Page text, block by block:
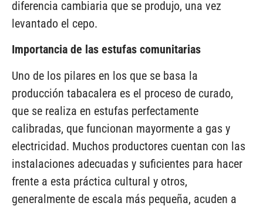
diferencia cambiaria que se produjo, una vez
levantado el cepo.
Importancia de las estufas comunitarias
Uno de los pilares en los que se basa la
producción tabacalera es el proceso de curado,
que se realiza en estufas perfectamente
calibradas, que funcionan mayormente a gas y
electricidad. Muchos productores cuentan con las
instalaciones adecuadas y suficientes para hacer
frente a esta práctica cultural y otros,
generalmente de escala más pequeña, acuden a